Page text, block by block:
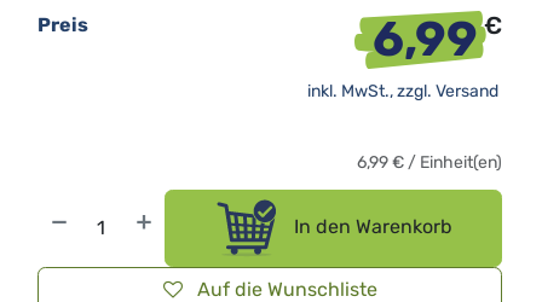
In den Warenkorb
Auf die Wunschliste
Preis 6,99€
inkl. MwSt., zzgl. Versand
6,99€ / Einheit(en)